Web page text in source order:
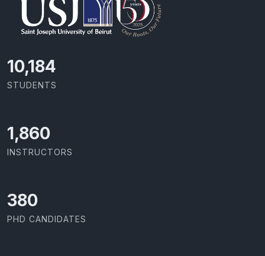
10,801
STUDENTS
1,973
INSTRUCTORS
403
PHD CANDIDATES